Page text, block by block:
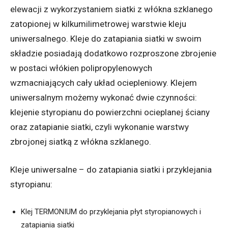
elewacji z wykorzystaniem siatki z włókna szklanego
zatopionej w kilkumilimetrowej warstwie kleju
uniwersalnego. Kleje do zatapiania siatki w swoim
składzie posiadają dodatkowo rozproszone zbrojenie
w postaci włókien polipropylenowych
wzmacniających cały układ ociepleniowy. Klejem
uniwersalnym możemy wykonać dwie czynności:
klejenie styropianu do powierzchni ocieplanej ściany
oraz zatapianie siatki, czyli wykonanie warstwy
zbrojonej siatką z włókna szklanego.
Kleje uniwersalne – do zatapiania siatki i przyklejania
styropianu:
Klej TERMONIUM do przyklejania płyt styropianowych i
zatapiania siatki